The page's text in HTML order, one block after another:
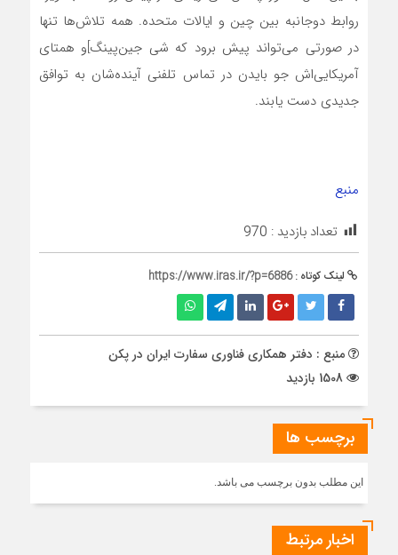
روابط دوجانبه بین چین و ایالات متحده. همه تلاش‌ها تنها
در صورتی می‌تواند پیش برود که شی جین‌پینگ]و همتای
آمریکایی‌اش جو بایدن در تماس تلفنی آینده‌شان به توافق
جدیدی دست یابند.
منبع
تعداد بازدید : 970
لینک کوتاه :https://www.iras.ir/?p=6886
منبع : دفتر همکاری فناوری سفارت ایران در پکن
برچسب ها
این مطلب بدون برچسب می باشد.
اخبار مرتبط